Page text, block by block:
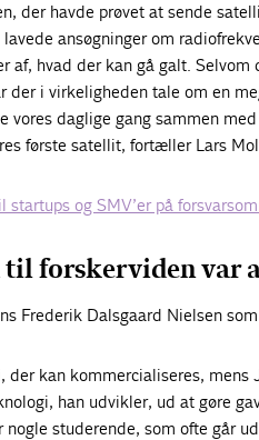
der havde prøvet at sende
ansøgninger om
af, hvad der kan gå galt.
der i virkeligheden tale om en
vores daglige gang sammen
første satellit, fortæller Lars
startups og SMV’er på
forskerviden var
Frederik Dalsgaard Nielsen
kan kommercialiseres, mens
han udvikler, ud at gøre
nogle studerende, som ofte går